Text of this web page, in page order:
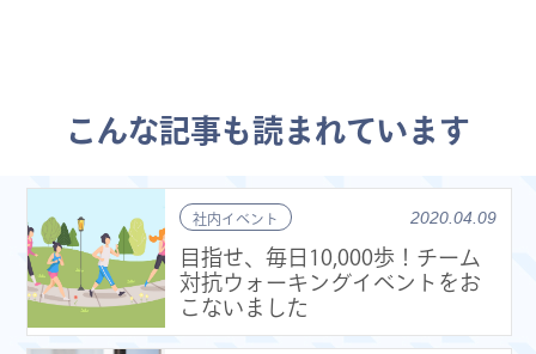
こんな記事も読まれています
社内イベント 2020.04.09
目指せ、毎日10,000歩！チーム
対抗ウォーキングイベントをお
こないました